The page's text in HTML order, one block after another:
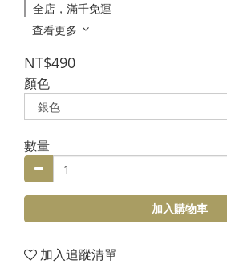
全店，滿千免運
查看更多
NT$490
顏色
數量
加入購物車
加入追蹤清單